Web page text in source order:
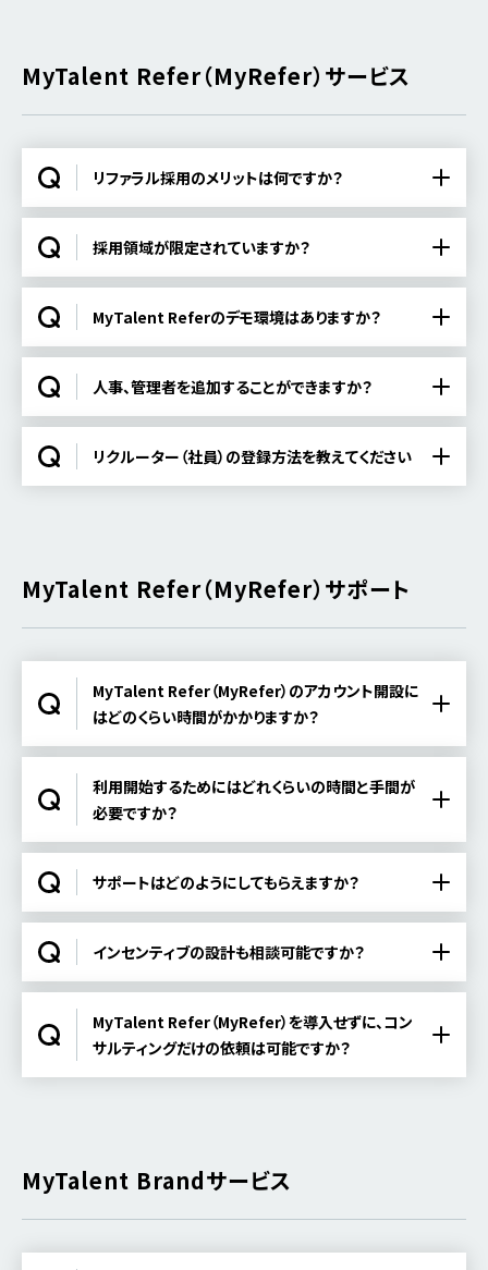
MyTalent Refer（MyRefer）サービス
リファラル採用のメリットは何ですか？
採用領域が限定されていますか？
MyTalent Referのデモ環境はありますか？
人事、管理者を追加することができますか？
リクルーター（社員）の登録方法を教えてください
MyTalent Refer（MyRefer）サポート
MyTalent Refer（MyRefer）のアカウント開設に
はどのくらい時間がかかりますか？
利用開始するためにはどれくらいの時間と手間が
必要ですか？
サポートはどのようにしてもらえますか？
インセンティブの設計も相談可能ですか？
MyTalent Refer（MyRefer）を導入せずに、コン
サルティングだけの依頼は可能ですか？
MyTalent Brandサービス